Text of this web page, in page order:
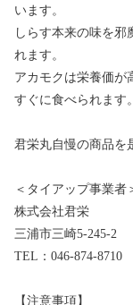
います。
しらす本来の味を邪
れます。
アカモクは栄養価が
すぐに食べられます。
君栄丸自慢の商品を
＜タイアップ事業者
株式会社君栄
三浦市三崎5-245-2
TEL：046-874-8710
【注意事項】